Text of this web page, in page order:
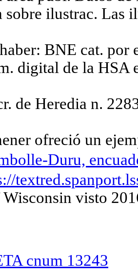
sobre ilustrac. Las
BNE cat. por
digital de la HSA
de Heredia n.
ofreció un
Duru,
visto
cnum 13243